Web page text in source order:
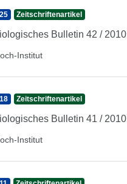
Zeitschriftenartikel
Bulletin 42 / 2010
Institut
Zeitschriftenartikel
Bulletin 41 / 2010
Institut